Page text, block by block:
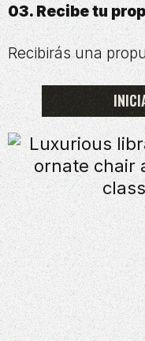
03. Recibe tu
Recibirás una